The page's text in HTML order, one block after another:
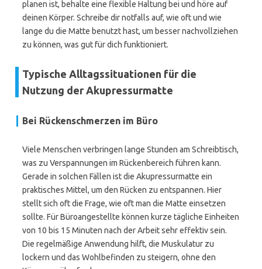
planen ist, behalte eine flexible Haltung bei und höre auf
deinen Körper. Schreibe dir notfalls auf, wie oft und wie
lange du die Matte benutzt hast, um besser nachvollziehen
zu können, was gut für dich funktioniert.
Typische Alltagssituationen für die
Nutzung der Akupressurmatte
Bei Rückenschmerzen im Büro
Viele Menschen verbringen lange Stunden am Schreibtisch,
was zu Verspannungen im Rückenbereich führen kann.
Gerade in solchen Fällen ist die Akupressurmatte ein
praktisches Mittel, um den Rücken zu entspannen. Hier
stellt sich oft die Frage, wie oft man die Matte einsetzen
sollte. Für Büroangestellte können kurze tägliche Einheiten
von 10 bis 15 Minuten nach der Arbeit sehr effektiv sein.
Die regelmäßige Anwendung hilft, die Muskulatur zu
lockern und das Wohlbefinden zu steigern, ohne den